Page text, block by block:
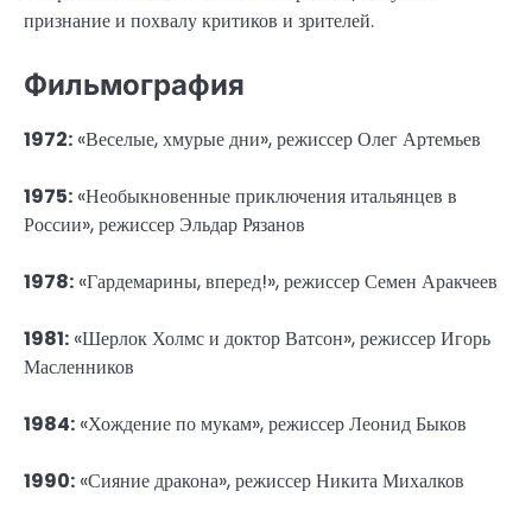
признание и похвалу критиков и зрителей.
Фильмография
1972: «Веселые, хмурые дни», режиссер Олег Артемьев
1975: «Необыкновенные приключения итальянцев в
России», режиссер Эльдар Рязанов
1978: «Гардемарины, вперед!», режиссер Семен Аракчеев
1981: «Шерлок Холмс и доктор Ватсон», режиссер Игорь
Масленников
1984: «Хождение по мукам», режиссер Леонид Быков
1990: «Сияние дракона», режиссер Никита Михалков